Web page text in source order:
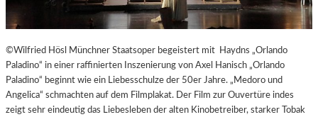
©Wilfried Hösl Münchner Staatsoper begeistert mit Haydns „Orlando
Paladino“ in einer raffinierten Inszenierung von Axel Hanisch „Orlando
Paladino“ beginnt wie ein Liebesschulze der 50er Jahre. „Medoro und
Angelica“ schmachten auf dem Filmplakat. Der Film zur Ouvertüre indes
zeigt sehr eindeutig das Liebesleben der alten Kinobetreiber, starker Tobak